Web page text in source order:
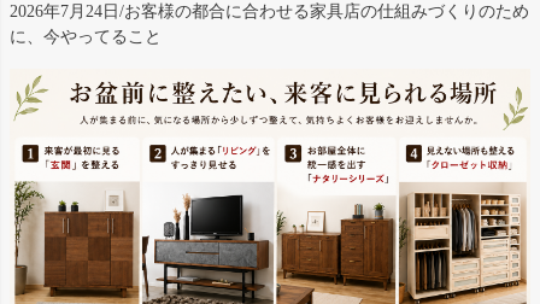
2026年7月24日/お客様の都合に合わせる家具店の仕組みづくりのため
に、今やってること